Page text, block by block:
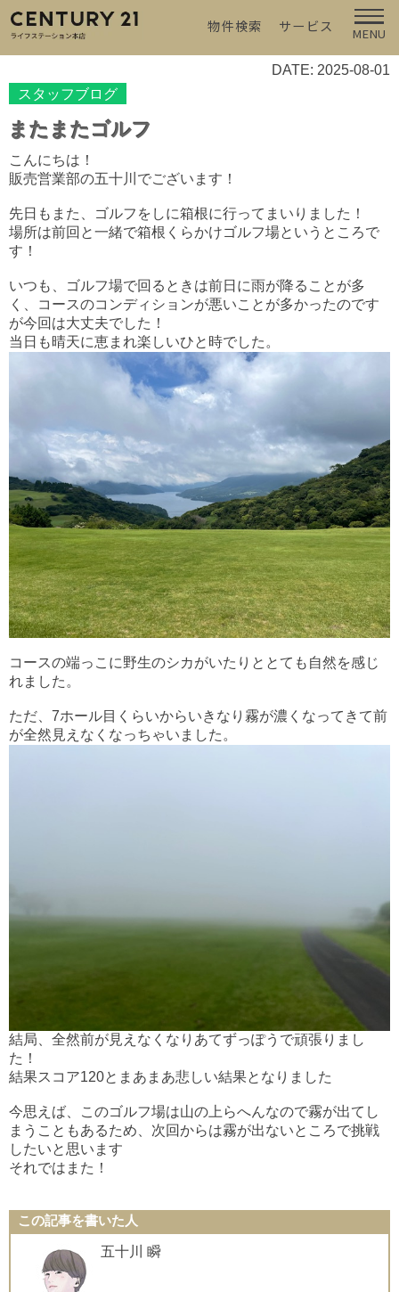
物件検索 サービス MENU
DATE: 2025-08-01
スタッフブログ
またまたゴルフ
こんにちは！
販売営業部の五十川でございます！
先日もまた、ゴルフをしに箱根に行ってまいりました！
場所は前回と一緒で箱根くらかけゴルフ場というところで
す！
いつも、ゴルフ場で回るときは前日に雨が降ることが多
く、コースのコンディションが悪いことが多かったのです
が今回は大丈夫でした！
当日も晴天に恵まれ楽しいひと時でした。
コースの端っこに野生のシカがいたりととても自然を感じ
れました。
ただ、7ホール目くらいからいきなり霧が濃くなってきて前
が全然見えなくなっちゃいました。
結局、全然前が見えなくなりあてずっぽうで頑張りまし
た！
結果スコア120とまあまあ悲しい結果となりました
今思えば、このゴルフ場は山の上らへんなので霧が出てし
まうこともあるため、次回からは霧が出ないところで挑戦
したいと思います
それではまた！
この記事を書いた人
五十川 瞬